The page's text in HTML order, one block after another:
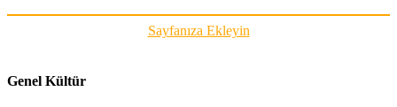
Sayfanıza Ekleyin
Genel Kültür